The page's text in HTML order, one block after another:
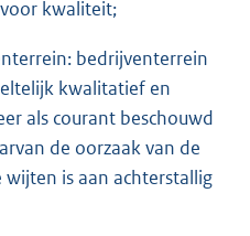
kwaliteit;
bedrijventerrein
kwalitatief en
als courant beschouwd
de oorzaak van de
is aan achterstallig